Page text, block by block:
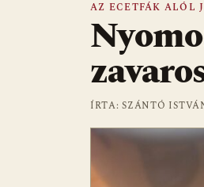
AZ ECETFÁK ALÓL
ÍRTA: SZÁNTÓ